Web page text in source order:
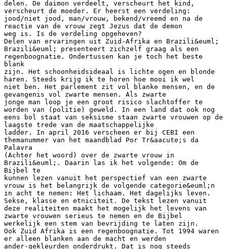
delen. De daimon verdeelt, verscheurt het kind,
verscheurt de moeder. Er heerst een verdeling:
jood/niet jood, man/vrouw, bekend/vreemd en na de
reactie van de vrouw zegt Jezus dat de demon
weg is. Is de verdeling opgeheven?
Delen van ervaringen uit Zuid-Afrika en Brazili&euml;
Brazili&euml; presenteert zichzelf graag als een
regenboognatie. Ondertussen kan je toch het beste
blank
zijn. Het schoonheidsideaal is lichte ogen en blonde
haren. Steeds krijg ik te horen hoe mooi ik wel
niet ben. Het parlement zit vol blanke mensen, en de
gevangenis vol zwarte mensen. Als zwarte
jonge man loop je een groot risico slachtoffer te
worden van (politie) geweld. In een land dat ook nog
eens bol staat van seksisme staan zwarte vrouwen op de
laagste trede van de maatschappelijke
ladder. In april 2016 verscheen er bij CEBI een
themanummer van het maandblad Por Tr&aacute;s da
Palavra
(Achter het woord) over de zwarte vrouw in
Brazili&euml;. Daarin las ik het volgende: Om de
Bijbel te
kunnen lezen vanuit het perspectief van een zwarte
vrouw is het belangrijk de volgende categorie&euml;n
in acht te nemen: Het lichaam. Het dagelijks leven.
Sekse, klasse en etniciteit. De tekst lezen vanuit
deze realiteiten maakt het mogelijk het levens van
zwarte vrouwen serieus te nemen en de Bijbel
werkelijk een stem van bevrijding te laten zijn.
Ook Zuid Afrika is een regenboognatie. Tot 1994 waren
er alleen blanken aan de macht en werden
ander-gekleurden onderdrukt. Dat is nog steeds